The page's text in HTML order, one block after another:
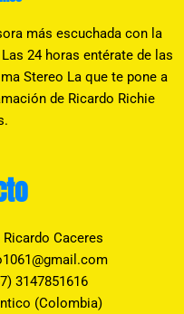
más escuchada con la
24 horas entérate de las
Stereo La que te pone a
de Ricardo Richie
Caceres
3147851616
(Colombia)